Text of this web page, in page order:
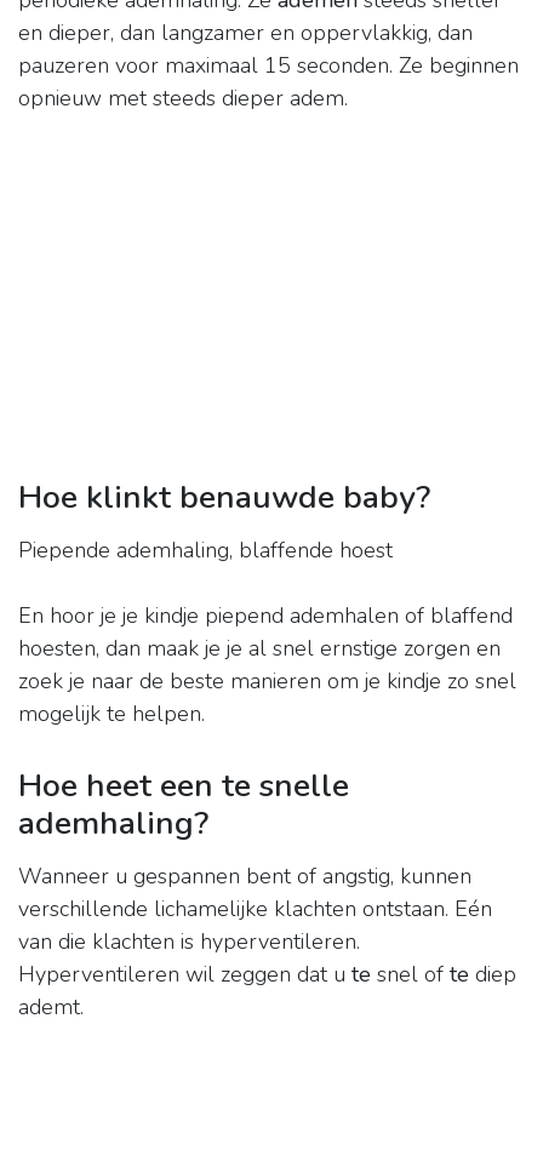
en dieper, dan langzamer en oppervlakkig, dan
pauzeren voor maximaal 15 seconden. Ze beginnen
opnieuw met steeds dieper adem.
Hoe klinkt benauwde baby?
Piepende ademhaling, blaffende hoest
En hoor je je kindje piepend ademhalen of blaffend
hoesten, dan maak je je al snel ernstige zorgen en
zoek je naar de beste manieren om je kindje zo snel
mogelijk te helpen.
Hoe heet een te snelle
ademhaling?
Wanneer u gespannen bent of angstig, kunnen
verschillende lichamelijke klachten ontstaan. Eén
van die klachten is hyperventileren.
Hyperventileren wil zeggen dat u te snel of te diep
ademt.